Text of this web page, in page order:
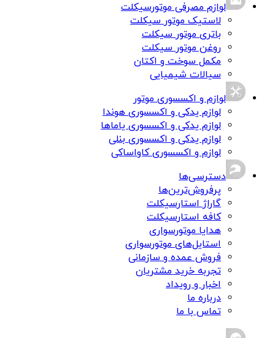
لوازم مصرفی موتورسیکلت
لاستیک موتور سیکلت
باتری موتور سیکلت
روغن موتور سیکلت
مکمل سوخت و اکتان
سیالات شیمیایی
لوازم و اکسسوری موتور
لوازم یدکی و اکسسوری هوندا
لوازم یدکی و اکسسوری یاماها
لوازم یدکی و اکسسوری بنلی
لوازم و اکسسوری کاواساکی
دسترسی‌ها
پرفروش‌ترین‌ها
گاراژ استارسیکلت
کافه استارسیکلت
هدایا موتورسواری
استایل‌های موتورسواری
فروش عمده و سازمانی
تجربه خرید مشتریان
اخبار و رویداد
درباره ما
تماس با ما